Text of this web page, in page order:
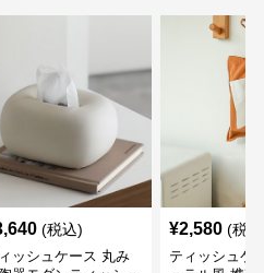
(税込)
ッシュケース 丸み
¥2,580 (税
ティッシュケ